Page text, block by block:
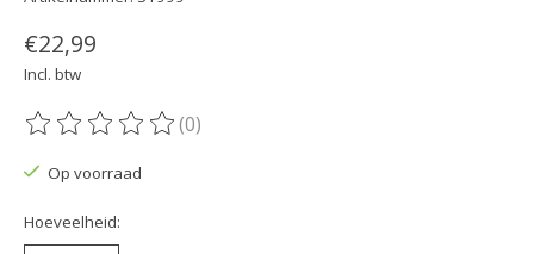
€22,99
Incl. btw
De beoordeling van dit product is
(0)
Op voorraad
Hoeveelheid: